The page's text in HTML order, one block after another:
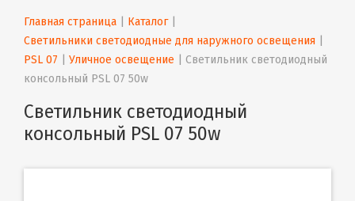
Главная страница Каталог |
Светильники светодиодные для наружного освещения
PSL 07
Уличное освещение
Светильник светодиодный
консольный PSL 07 50w
Светильник светодиодный
консольный PSL 07 50w